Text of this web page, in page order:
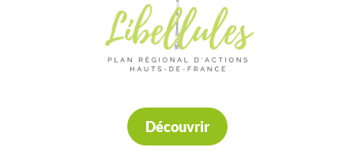
Découvrir